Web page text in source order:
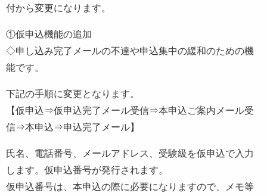
付から変更になります。
①仮申込機能の追加
◇申し込み完了メールの不達や申込集中の緩和のための機
能です。
下記の手順に変更となります。
【仮申込⇒仮申込完了メール受信⇒本申込ご案内メール受
信⇒本申込⇒申込完了メール】
氏名、電話番号、メールアドレス、受験級を仮申込で入力
します。仮申込番号が発行されます。
仮申込番号は、本申込の際に必要になりますので、メモ等